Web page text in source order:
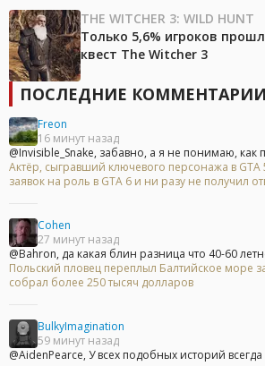
THE WITCHER 3: WILD HUNT
Только 5,6% игроков
квест The Witcher 3
ПОСЛЕДНИЕ КОММЕНТАРИИ
Freon
16 минут назад
@Invisible_Snake, забавно, а я не понимаю, как
Актёр, сыгравший ключевого персонажа в GTA
заявок на роль в GTA 6 и ни разу не получил
Cohen
27 минут назад
@Bahron, да какая блин разница что 40-60
Польский пловец переплыл Балтийское море
собрал более 250 тысяч долларов
BulkyImagination
59 минут назад
@AidenPearce, У всех подобных историй